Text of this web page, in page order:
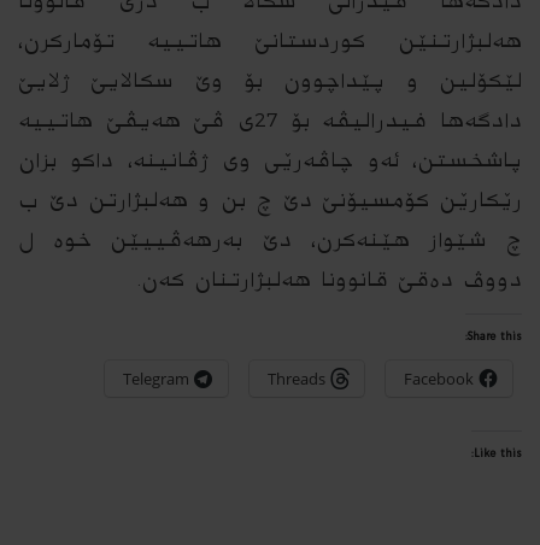
هه‌لبژارتنێن كوردستانێ هاتییه‌ تۆماركرن،
لێكۆلین و پێداچوون بۆ وێ سكالایێ ژلایێ
دادگه‌ها فیدرالیڤه‌ بۆ 27ى ڤێ هه‌یڤێ هاتییه‌
پاشخستن، ئه‌و چاڤه‌رێى وى ژڤانینه‌، داكو بزان
رێكارێن كۆمسیۆنێ دێ چ بن و هه‌لبژارتن دێ ب
چ شێواز هێنه‌كرن، دێ به‌رهه‌ڤییێن خوه‌ ل
دووڤ ده‌قێ قانوونا هه‌لبژارتنان كه‌ن.
Share this:
Facebook
Threads
Telegram
Like this: